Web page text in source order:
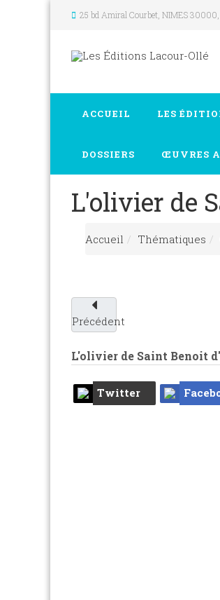
25 bd Amiral Courbet , NIMES30000
ACCUEIL LES
DOSSIERS ŒUVRES
L'olivier de
Accueil Thématiques
Précédent
L'olivier de Saint Benoit
Twitter